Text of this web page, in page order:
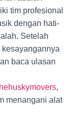
tim profesional
dengan hati-
Setelah
baca ulasan
,
menangani alat